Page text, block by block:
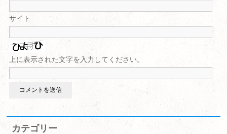
サイト
上に表示された文字を入力してください。
カテゴリー